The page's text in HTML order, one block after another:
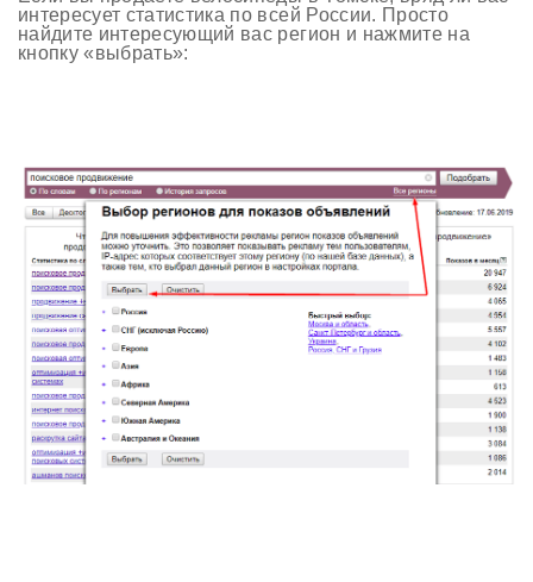
интересует статистика по всей России. Просто
найдите интересующий вас регион и нажмите на
кнопку «выбрать»: